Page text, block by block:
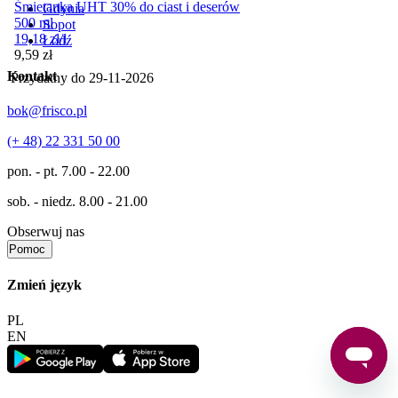
Śmietanka UHT 30% do ciast i deserów
500 ml
19,18 zł/l
Cena
9,59 zł
Przydatny do 29-11-2026
Gdynia
Sopot
Łódź
Kontakt
bok@frisco.pl
(+ 48) 22 331 50 00
pon. - pt. 7.00 - 22.00
sob. - niedz. 8.00 - 21.00
Obserwuj nas
Pomoc
Zmień język
PL
EN